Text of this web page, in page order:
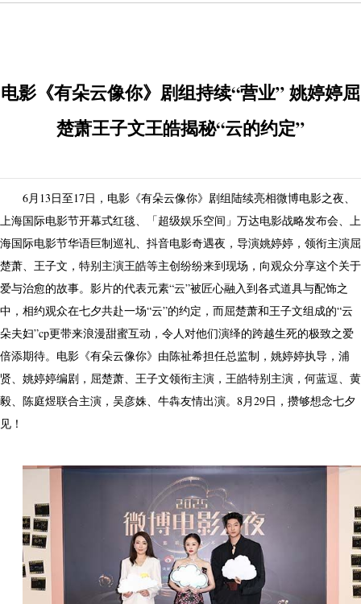
电影《有朵云像你》剧组持续“营业” 姚婷婷屈
楚萧王子文王皓揭秘“云的约定”
6月13日至17日，电影《有朵云像你》剧组陆续亮相微博电影之夜、
上海国际电影节开幕式红毯、「超级娱乐空间」万达电影战略发布会、上
海国际电影节华语巨制巡礼、抖音电影奇遇夜，导演姚婷婷，领衔主演屈
楚萧、王子文，特别主演王皓等主创纷纷来到现场，向观众分享这个关于
爱与治愈的故事。影片的代表元素“云”被匠心融入到各式道具与配饰之
中，相约观众在七夕共赴一场“云”的约定，而屈楚萧和王子文组成的“云
朵夫妇”cp更带来浪漫甜蜜互动，令人对他们演绎的跨越生死的极致之爱
倍添期待。电影《有朵云像你》由陈祉希担任总监制，姚婷婷执导，浦
贤、姚婷婷编剧，屈楚萧、王子文领衔主演，王皓特别主演，何蓝逗、黄
毅、陈庭煜联合主演，吴彦姝、牛犇友情出演。8月29日，攒够想念七夕
见！